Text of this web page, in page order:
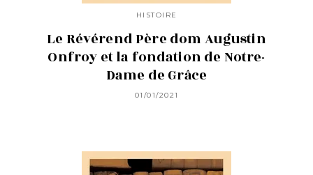
HISTOIRE
Le Révérend Père dom Augustin
Onfroy et la fondation de Notre-
Dame de Grâce
01/01/2021